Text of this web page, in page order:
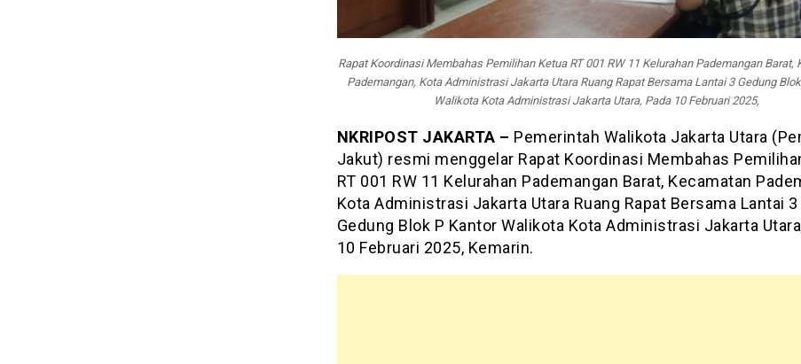
Rapat Koordinasi Membahas Pemilihan Ketua RT 001 RW 11 Kelurahan Pademangan Barat,
Pademangan, Kota Administrasi Jakarta Utara Ruang Rapat Bersama Lantai 3 Gedung
Walikota Kota Administrasi Jakarta Utara, Pada 10 Februari 2025,
NKRIPOST JAKARTA – Pemerintah Walikota Jakarta Utara
Jakut) resmi menggelar Rapat Koordinasi Membahas
RT 001 RW 11 Kelurahan Pademangan Barat, Kecamatan
Kota Administrasi Jakarta Utara Ruang Rapat Bersama Lantai 3
Gedung Blok P Kantor Walikota Kota Administrasi Jakarta
10 Februari 2025, Kemarin.